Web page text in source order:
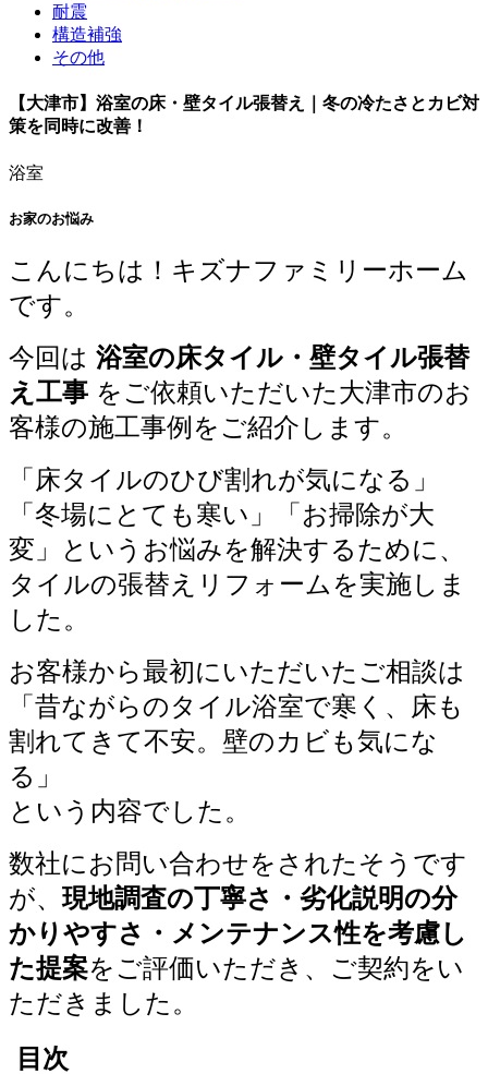
耐震
構造補強
その他
【大津市】浴室の床・壁タイル張替え｜冬の冷たさとカビ対
策を同時に改善！
浴室
お家のお悩み
こんにちは！キズナファミリーホーム
です。
今回は 浴室の床タイル・壁タイル張替
え工事 をご依頼いただいた大津市のお
客様の施工事例をご紹介します。
「床タイルのひび割れが気になる」
「冬場にとても寒い」「お掃除が大
変」というお悩みを解決するために、
タイルの張替えリフォームを実施しま
した。
お客様から最初にいただいたご相談は
「昔ながらのタイル浴室で寒く、床も
割れてきて不安。壁のカビも気にな
る」
という内容でした。
数社にお問い合わせをされたそうです
が、現地調査の丁寧さ・劣化説明の分
かりやすさ・メンテナンス性を考慮し
た提案をご評価いただき、ご契約をい
ただきました。
目次